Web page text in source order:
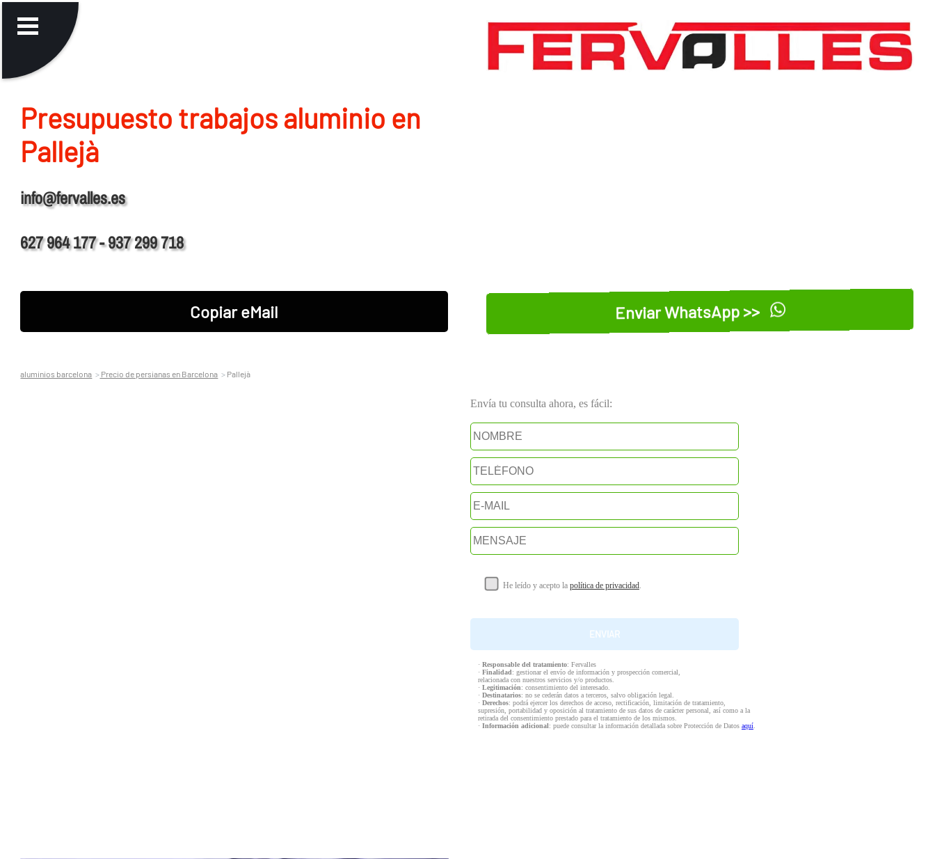
Presupuesto trabajos aluminio en
Pallejà
info@fervalles.es
627 964 177 - 937 299 718
Copiar eMail Enviar WhatsApp >>
aluminios barcelona Precio de persianas en Barcelona Pallejà
Envía tu consulta ahora, es fácil:
He leído y acepto la política de privacidad.
· Responsable del tratamiento: Fervalles
· Finalidad: gestionar el envío de información y prospección comercial,
relacionada con nuestros servicios y/o productos.
· Legitimación: consentimiento del interesado.
· Destinatarios: no se cederán datos a terceros, salvo obligación legal.
· Derechos: podrá ejercer los derechos de acceso, rectificación, limitación de tratamiento,
supresión, portabilidad y oposición al tratamiento de sus datos de carácter personal, así como a la
retirada del consentimiento prestado para el tratamiento de los mismos.
· Información adicional: puede consultar la información detallada sobre Protección de Datos aquí.